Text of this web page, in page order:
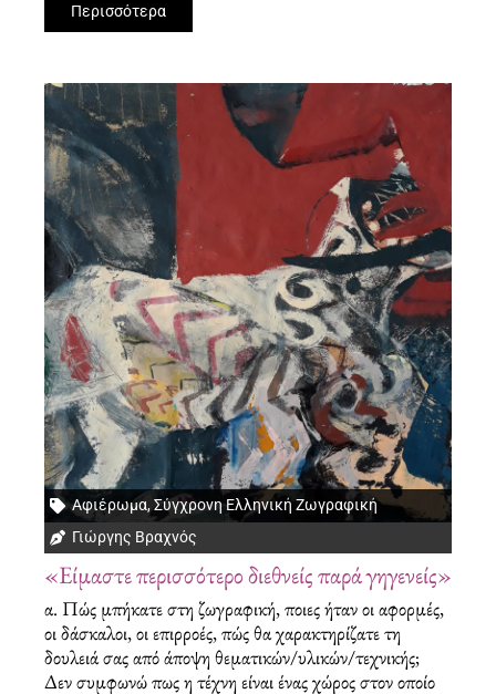
Περισσότερα
Αφιέρωμα,Σύγχρονη Ελληνική Ζωγραφική
Γιώργης Βραχνός
«Είμαστε περισσότερο διεθνείς παρά γηγενείς»
α. Πώς μπήκατε στη ζωγραφική, ποιες ήταν οι αφορμές,
οι δάσκαλοι, οι επιρροές, πώς θα χαρακτηρίζατε τη
δουλειά σας από άποψη θεματικών/υλικών/τεχνικής;
Δεν συμφωνώ πως η τέχνη είναι ένας χώρος στον οποίο